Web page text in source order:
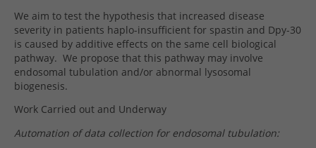
We aim to test the hypothesis that increased disease
severity in patients haplo-insufficient for spastin and Dpy-30
is caused by additive effects on the same cell biological
pathway. We propose that this pathway may involve
endosomal tubulation and/or abnormal lysosomal
biogenesis.
Work Carried out and Underway
Automation of data collection for endosomal tubulation: